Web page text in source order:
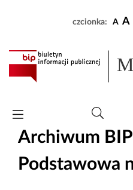
czcionka: A A
Archiwum BIP
Podstawowa